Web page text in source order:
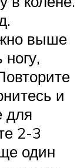
выше
и
для
2-3
один